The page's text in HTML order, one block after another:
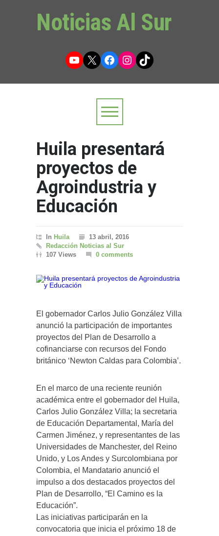
Noticias Al Sur
YouTube
X Facebook
Instagram
TikTok
Huila presentará
proyectos de
Agroindustria y
Educación
In Huila
13 abril, 2016
Redacción Noticias al Sur
107 Views
0 comments
El gobernador Carlos Julio González Villa
anunció la participación de importantes
proyectos del Plan de Desarrollo a
cofinanciarse con recursos del Fondo
británico ‘Newton Caldas para Colombia’.
En el marco de una reciente reunión
académica entre el gobernador del Huila,
Carlos Julio González Villa; la secretaria
de Educación Departamental, María del
Carmen Jiménez, y representantes de las
Universidades de Manchester, del Reino
Unido, y Los Andes y Surcolombiana por
Colombia, el Mandatario anunció el
impulso a dos destacados proyectos del
Plan de Desarrollo, “El Camino es la
Educación”.
Las iniciativas participarán en la
convocatoria que inicia el próximo 18 de